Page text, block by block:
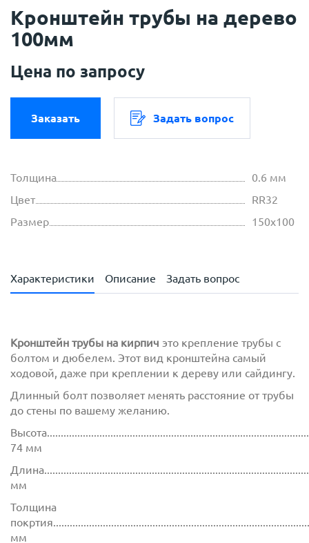
Кронштейн трубы на дерево
100мм
Цена по запросу
Заказать Задать вопрос
Толщина
0.6 мм
Цвет
RR32
Размер
150х100
Характеристики Описание Задать вопрос
Кронштейн трубы на кирпич это крепление трубы с
болтом и дюбелем. Этот вид кронштейна самый
ходовой, даже при креплении к дереву или сайдингу.
Длинный болт позволяет менять расстояние от трубы
до стены по вашему желанию.
74 мм
мм
Толщина
мм